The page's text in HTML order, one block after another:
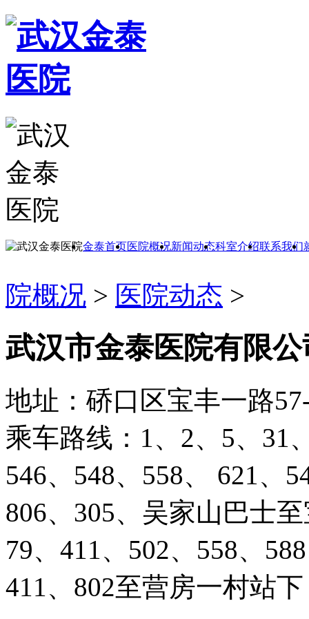
金泰首页医院概况新闻动态科室介绍联系我们
院概况 > 医院动态 >
武汉市金泰医院有限
地址：硚口区宝丰一路
乘车路线：1、2、5、31
546、548、558、 621、
806、305、吴家山巴士
79、411、502、558、
411、802至营房一村站下